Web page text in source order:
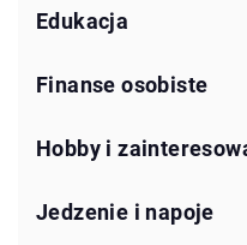
Edukacja
Finanse osobiste
Hobby i
Jedzenie i napoje